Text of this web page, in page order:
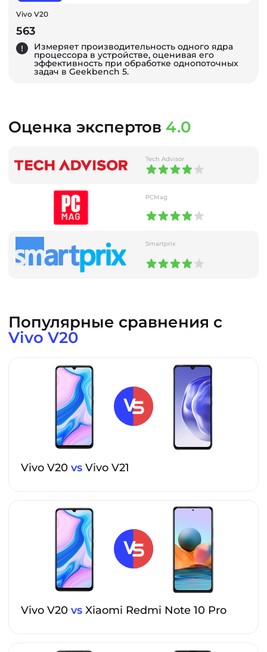
Vivo V20
563
Измеряет производительность одного ядра
процессора в устройстве, оценивая его
эффективность при обработке однопоточных
задач в Geekbench 5.
Оценка экспертов 4.0
Tech Advisor
PCMag
Smartprix
Популярные сравнения с
Vivo V20
Vivo V20 vs Vivo V21
Vivo V20 vs Xiaomi Redmi Note 10 Pro